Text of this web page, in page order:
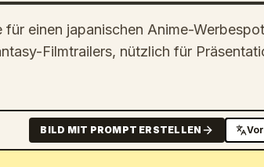
einen japanischen Anime-
Filmtrailers, nützlich für
BILD MIT PROMPT ERSTELLEN